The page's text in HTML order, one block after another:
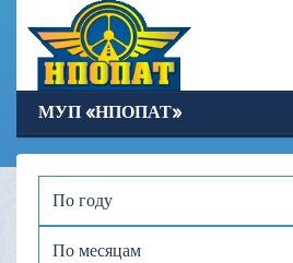
МУП «НПОПАТ»
По году
По месяцам